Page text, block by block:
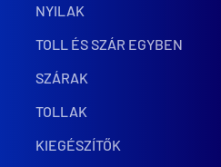
NYILAK
TOLL ÉS SZÁR EGYBEN
SZÁRAK
TOLLAK
KIEGÉSZÍTŐK